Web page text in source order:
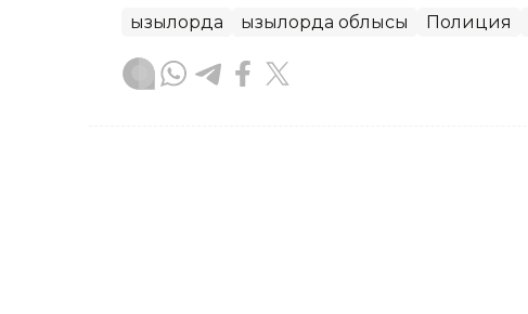
Қызылорда Қызылорда облысы Полиция